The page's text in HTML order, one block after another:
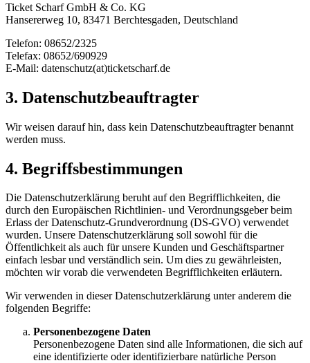
Ticket Scharf GmbH & Co. KG
Hansererweg 10, 83471 Berchtesgaden, Deutschland
Telefon: 08652/2325
Telefax: 08652/690929
E-Mail: datenschutz(at)ticketscharf.de
3. Datenschutzbeauftragter
Wir weisen darauf hin, dass kein Datenschutzbeauftragter benannt
werden muss.
4. Begriffsbestimmungen
Die Datenschutzerklärung beruht auf den Begrifflichkeiten, die
durch den Europäischen Richtlinien- und Verordnungsgeber beim
Erlass der Datenschutz-Grundverordnung (DS-GVO) verwendet
wurden. Unsere Datenschutzerklärung soll sowohl für die
Öffentlichkeit als auch für unsere Kunden und Geschäftspartner
einfach lesbar und verständlich sein. Um dies zu gewährleisten,
möchten wir vorab die verwendeten Begrifflichkeiten erläutern.
Wir verwenden in dieser Datenschutzerklärung unter anderem die
folgenden Begriffe:
Personenbezogene Daten
Personenbezogene Daten sind alle Informationen, die sich auf
eine identifizierte oder identifizierbare natürliche Person